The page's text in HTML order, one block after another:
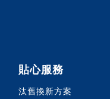
貼心服務
汰舊換新方案